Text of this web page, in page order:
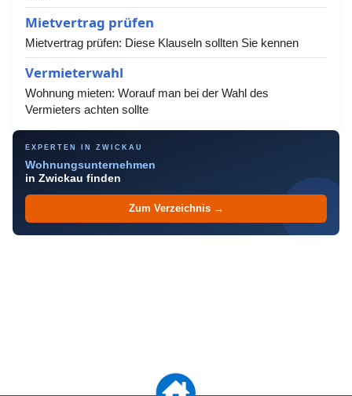
Mietvertrag prüfen
Mietvertrag prüfen: Diese Klauseln sollten Sie kennen
Vermieterwahl
Wohnung mieten: Worauf man bei der Wahl des
Vermieters achten sollte
EXPERTEN IN ZWICKAU
Wohnungsunternehmen
in Zwickau finden
Zum Verzeichnis →